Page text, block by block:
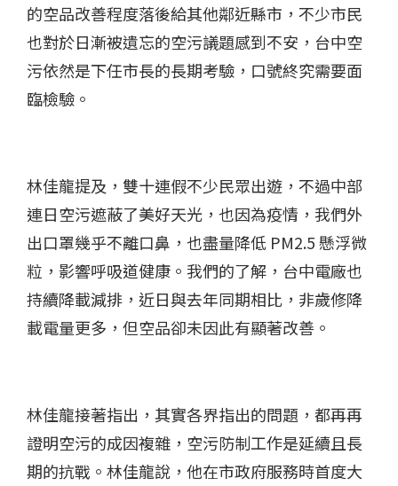
的空品改善程度落後給其他鄰近縣市，不少市民
也對於日漸被遺忘的空污議題感到不安，台中空
污依然是下任市長的長期考驗，口號終究需要面
臨檢驗。
林佳龍提及，雙十連假不少民眾出遊，不過中部
連日空污遮蔽了美好天光，也因為疫情，我們外
出口罩幾乎不離口鼻，也盡量降低 PM2.5 懸浮微
粒，影響呼吸道健康。我們的了解，台中電廠也
持續降載減排，近日與去年同期相比，非歲修降
載電量更多，但空品卻未因此有顯著改善。
林佳龍接著指出，其實各界指出的問題，都再再
證明空污的成因複雜，空污防制工作是延續且長
期的抗戰。林佳龍說，他在市政府服務時首度大